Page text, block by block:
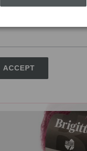
ACCEPT